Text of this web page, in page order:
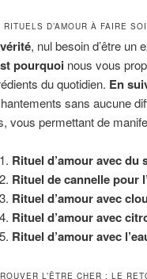
RITUELS D’AMOUR À FAIRE
, nul besoin d’être un
pourquoi nous vous
du quotidien. En
sans aucune
vous permettant de
Rituel d’amour avec du
Rituel de cannelle pour
Rituel d’amour avec
Rituel d’amour avec
Rituel d’amour avec
L’ÊTRE CHER : LE